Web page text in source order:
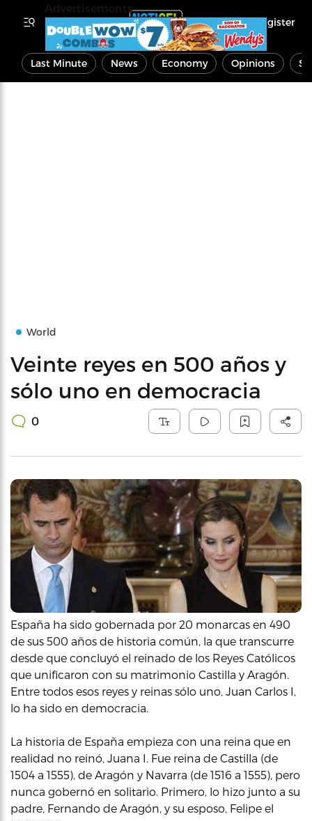
Register
Last Minute News Economy Opinions
World
Veinte reyes en 500 años y
sólo uno en democracia
0
España ha sido gobernada por 20 monarcas en 490
de sus 500 años de historia común, la que transcurre
desde que concluyó el reinado de los Reyes Católicos
que unificaron con su matrimonio Castilla y Aragón.
Entre todos esos reyes y reinas sólo uno, Juan Carlos I,
lo ha sido en democracia.
La historia de España empieza con una reina que en
realidad no reinó, Juana I. Fue reina de Castilla (de
1504 a 1555), de Aragón y Navarra (de 1516 a 1555), pero
nunca gobernó en solitario. Primero, lo hizo junto a su
padre, Fernando de Aragón, y su esposo, Felipe el
Advertisements